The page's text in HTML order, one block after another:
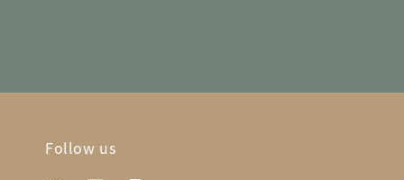
Follow us